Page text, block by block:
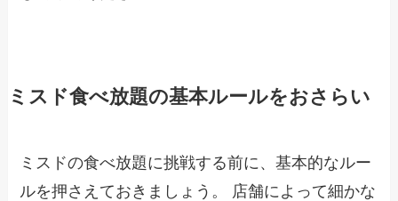
ミスド食べ放題の基本ルールをおさらい
ミスドの食べ放題に挑戦する前に、基本的なルー
ルを押さえておきましょう。 店舗によって細かな